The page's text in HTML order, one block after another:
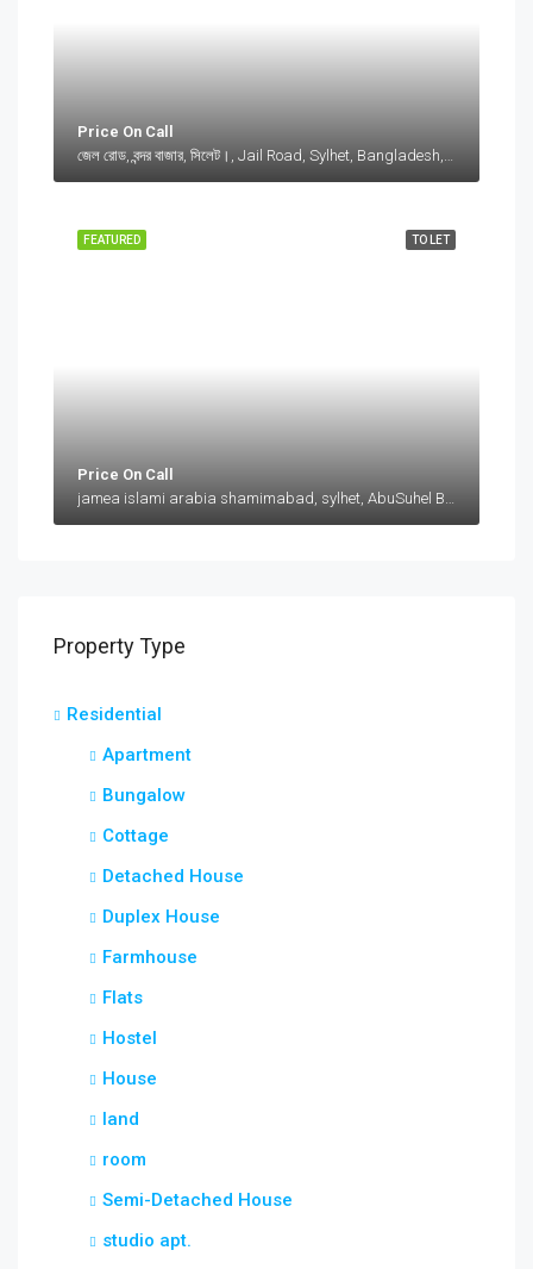
Price On Call
TO LET
FEATURED
Price On Call
jamea islami arabia shamimabad, sylhet, AbuSuhel Begh Road, Sylhet, Bangladesh, jamea islami arabia shamimabad, sylhet, AbuSuhel Begh Road, Sylhet, Bangladesh, Sylhet, Sylhet Division
Property Type
Residential
Apartment
Bungalow
Cottage
Detached House
Duplex House
Farmhouse
Flats
Hostel
House
land
room
Semi-Detached House
studio apt.